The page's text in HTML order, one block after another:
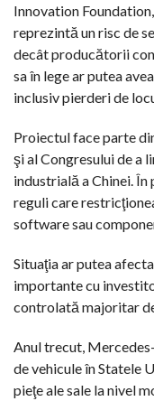
Innovation
reprezintă un risc de
decât producătorii
sa în lege ar putea
inclusiv pierderi de
Proiectul face parte
şi al Congresului de a
industrială a Chinei.
reguli care
software sau
Situaţia ar putea
importante cu
controlată majoritar
Anul trecut,
de vehicule în Statele
pieţe ale sale la nivel